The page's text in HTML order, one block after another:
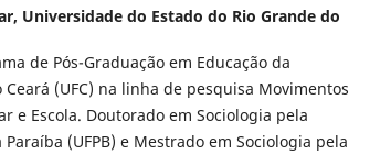
Universidade do Estado do Rio Grande do
de Pós-Graduação em Educação da
(UFC) na linha de pesquisa Movimentos
e Escola. Doutorado em Sociologia pela
(UFPB) e Mestrado em Sociologia pela